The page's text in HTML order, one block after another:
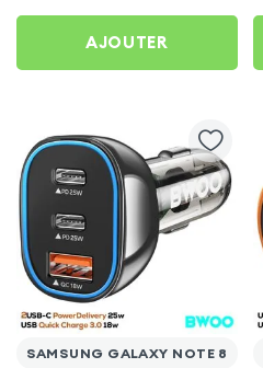
AJOUTER
SAMSUNG GALAXY NOTE 8